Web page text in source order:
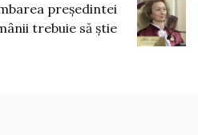
președintei
trebuie să știe